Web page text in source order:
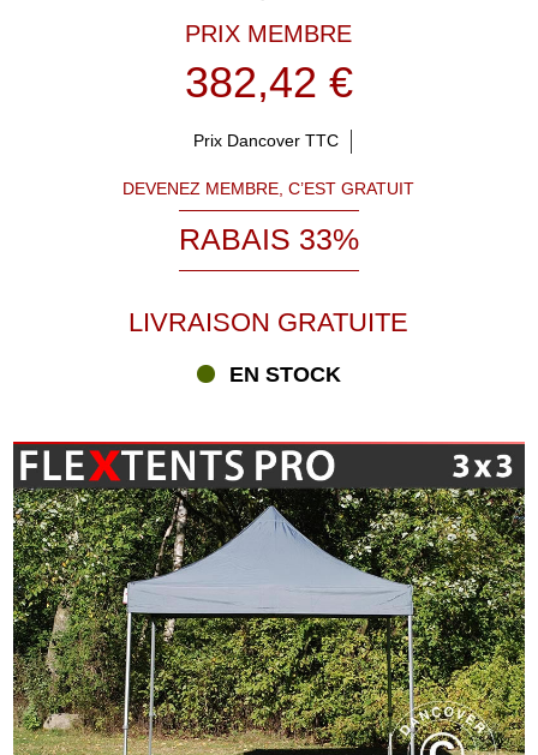
PRIX MEMBRE
382,42 €
Prix Dancover TTC
DEVENEZ MEMBRE, C’EST GRATUIT
RABAIS 33%
LIVRAISON GRATUITE
EN STOCK